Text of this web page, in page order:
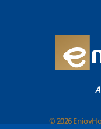
© 2026